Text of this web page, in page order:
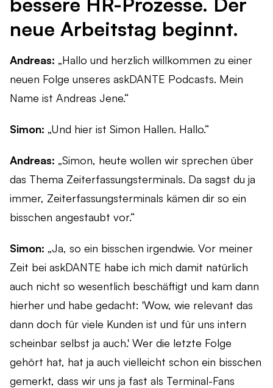
Live-Demo vereinbaren
Remote arbeiten
Ob remote, im Homeoffice oder hybrid – finden Sie die
Zeitwirtschaft
Was unterscheidet die Zeiterfassung von der
Newsletter
askDANTE Guides
neue Arbeitstag beginnt.
Andreas: „Hallo und herzlich willkommen zu einer
neuen Folge unseres askDANTE Podcasts. Mein
Name ist Andreas Jene.“
Simon: „Und hier ist Simon Hallen. Hallo.“
Andreas: „Simon, heute wollen wir sprechen über
das Thema Zeiterfassungsterminals. Da sagst du ja
immer, Zeiterfassungsterminals kämen dir so ein
bisschen angestaubt vor.“
Simon: „Ja, so ein bisschen irgendwie. Vor meiner
Zeit bei askDANTE habe ich mich damit natürlich
auch nicht so wesentlich beschäftigt und kam dann
hierher und habe gedacht: 'Wow, wie relevant das
dann doch für viele Kunden ist und für uns intern
scheinbar selbst ja auch.' Wer die letzte Folge
gehört hat, hat ja auch vielleicht schon ein bisschen
gemerkt, dass wir uns ja fast als Terminal-Fans